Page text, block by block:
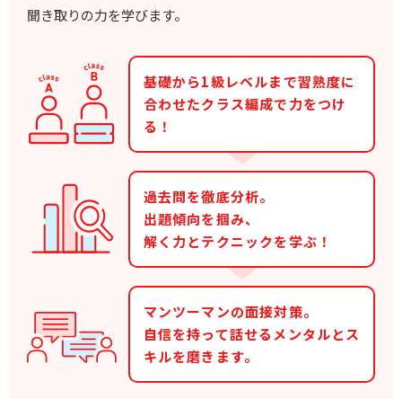
聞き取りの力を学びます。
基礎から1級レベルまで習熟度に
合わせたクラス編成で力をつけ
る！
過去問を徹底分析。
出題傾向を掴み、
解く力とテクニックを学ぶ！
マンツーマンの面接対策。
自信を持って話せるメンタルとス
キルを磨きます。